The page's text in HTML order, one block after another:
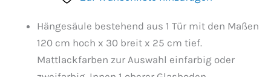
Hängesäule bestehend aus 1 Tür mit den Maßen
120 cm hoch x 30 breit x 25 cm tief.
Mattlackfarben zur Auswahl einfarbig oder